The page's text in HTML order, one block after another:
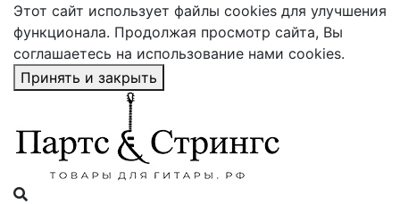
Этот сайт использует файлы cookies для улучшения
функционала. Продолжая просмотр сайта, Вы
соглашаетесь на использование нами cookies.
Принять и закрыть